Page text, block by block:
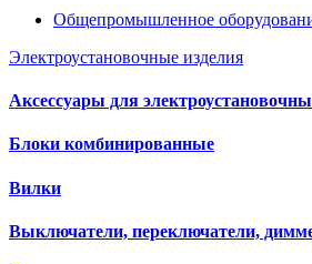
Общепромышленное
Электроустановочные изделия
Аксессуары для
Блоки комбинированные
Вилки
Выключатели, переключатели,